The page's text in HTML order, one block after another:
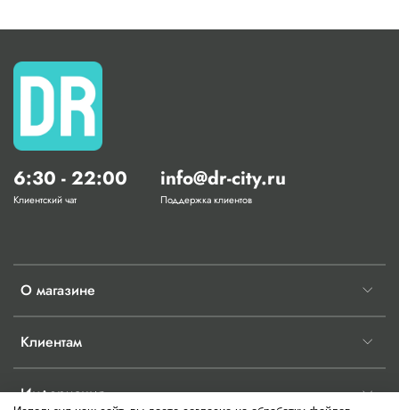
О магазине
Клиентам
Информация
6:30 - 22:00
Клиентский чат
info@dr-city.ru
Поддержка клиентов